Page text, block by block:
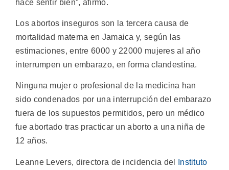
hace sentir bien”, afirmó.
Los abortos inseguros son la tercera causa de
mortalidad materna en Jamaica y, según las
estimaciones, entre 6000 y 22000 mujeres al año
interrumpen un embarazo, en forma clandestina.
Ninguna mujer o profesional de la medicina han
sido condenados por una interrupción del embarazo
fuera de los supuestos permitidos, pero un médico
fue abortado tras practicar un aborto a una niña de
12 años.
Leanne Levers, directora de incidencia del
Instituto